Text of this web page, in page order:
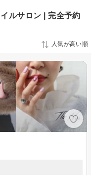
ルサロン | 完全予約
人気が高い順